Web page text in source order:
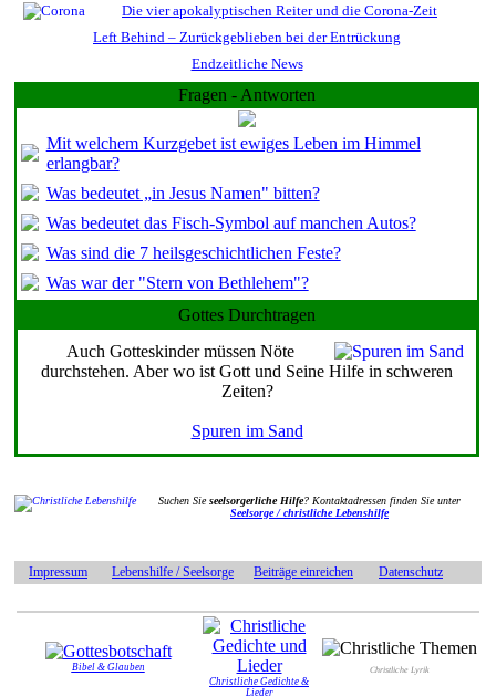
Die vier apokalyptischen Reiter und die Corona-Zeit
Left Behind – Zurückgeblieben bei der Entrückung
Endzeitliche News
Fragen - Antworten
Mit welchem Kurzgebet ist ewiges Leben im Himmel
erlangbar?
Was bedeutet „in Jesus Namen" bitten?
Was bedeutet das Fisch-Symbol auf manchen Autos?
Was sind die 7 heilsgeschichtlichen Feste?
Was war der "Stern von Bethlehem"?
Gottes Durchtragen
Auch Gotteskinder müssen Nöte
durchstehen. Aber wo ist Gott und Seine Hilfe in schweren
Zeiten?
Spuren im Sand
Suchen Sieseelsorgerliche Hilfe? Kontaktadressen finden Sie unter
Seelsorge / christliche Lebenshilfe
Impressum Lebenshilfe / Seelsorge Beiträge einreichen Datenschutz
Bibel & Glauben
Christliche Gedichte &
Lieder
Christliche Lyrik